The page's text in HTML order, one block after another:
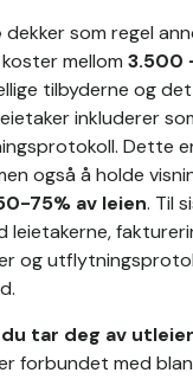
dekker som regel
mellom 3.500
tilbyderne og
inkluderer
Dette
også å holde
75% av leien. Til
og
tar deg av
forbundet med